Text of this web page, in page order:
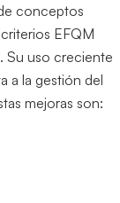
conceptos
EFQM
Su uso creciente
a la gestión del
mejoras son: